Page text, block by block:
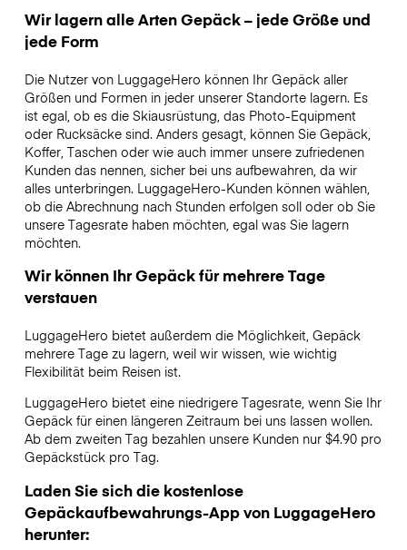
Wir lagern alle Arten Gepäck – jede Größe und
jede Form
Die Nutzer von LuggageHero können Ihr Gepäck aller
Größen und Formen in jeder unserer Standorte lagern. Es
ist egal, ob es die Skiausrüstung, das Photo-Equipment
oder Rucksäcke sind. Anders gesagt, können Sie Gepäck,
Koffer, Taschen oder wie auch immer unsere zufriedenen
Kunden das nennen, sicher bei uns aufbewahren, da wir
alles unterbringen. LuggageHero-Kunden können wählen,
ob die Abrechnung nach Stunden erfolgen soll oder ob Sie
unsere Tagesrate haben möchten, egal was Sie lagern
möchten.
Wir können Ihr Gepäck für mehrere Tage
verstauen
LuggageHero bietet außerdem die Möglichkeit, Gepäck
mehrere Tage zu lagern, weil wir wissen, wie wichtig
Flexibilität beim Reisen ist.
LuggageHero bietet eine niedrigere Tagesrate, wenn Sie Ihr
Gepäck für einen längeren Zeitraum bei uns lassen wollen.
Ab dem zweiten Tag bezahlen unsere Kunden nur $4.90 pro
Gepäckstück pro Tag.
Laden Sie sich die kostenlose
Gepäckaufbewahrungs-App von LuggageHero
herunter: